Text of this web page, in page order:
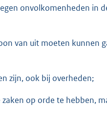
onvolkomenheden in
van uit moeten kunnen
zijn, ook bij overheden;
op orde te hebben,